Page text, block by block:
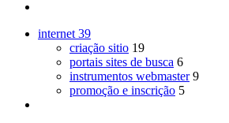
internet 39
criação sitio 19
portais sites de busca 6
instrumentos webmaster 9
promoção e inscrição 5